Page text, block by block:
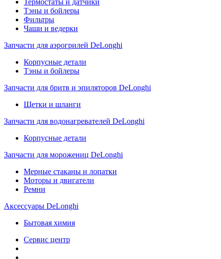
Термостаты и датчики
Тэны и бойлеры
Фильтры
Чаши и ведерки
Запчасти для аэрогрилей DeLonghi
Корпусные детали
Тэны и бойлеры
Запчасти для бритв и эпиляторов DeLonghi
Щетки и шланги
Запчасти для водонагревателей DeLonghi
Корпусные детали
Запчасти для морожениц DeLonghi
Мерные стаканы и лопатки
Моторы и двигатели
Ремни
Аксессуары DeLonghi
Бытовая химия
Сервис центр